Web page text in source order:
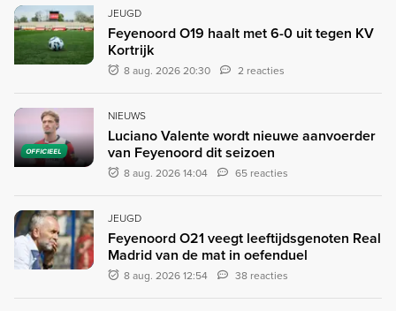
JEUGD
Feyenoord O19 haalt met 6-0 uit tegen KV
Kortrijk
8 aug. 2026 20:30 2 reacties
OFFICIEEL
NIEUWS
Luciano Valente wordt nieuwe aanvoerder
van Feyenoord dit seizoen
8 aug. 2026 14:04 65 reacties
JEUGD
Feyenoord O21 veegt leeftijdsgenoten Real
Madrid van de mat in oefenduel
8 aug. 2026 12:54 38 reacties